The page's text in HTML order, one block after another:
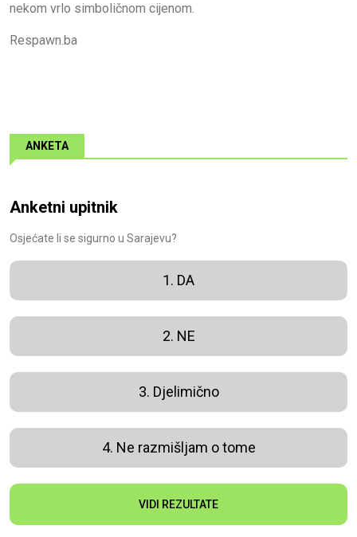
nekom vrlo simboličnom cijenom.
Respawn.ba
ANKETA
Anketni upitnik
Osjećate li se sigurno u Sarajevu?
1. DA
2. NE
3. Djelimično
4. Ne razmišljam o tome
VIDI REZULTATE